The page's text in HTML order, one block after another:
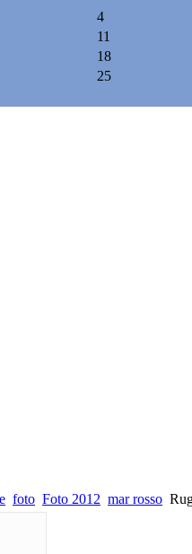
4
11
18
25
foto Foto 2012 mar rosso